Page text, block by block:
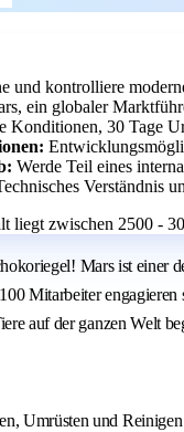
und kontrolliere
ein globaler
Konditionen, 30 Tage
Werde Teil eines
Verständnis
liegt zwischen 2500 -
Mars ist
Mitarbeiter engagieren
auf der ganzen Welt
Umrüsten und